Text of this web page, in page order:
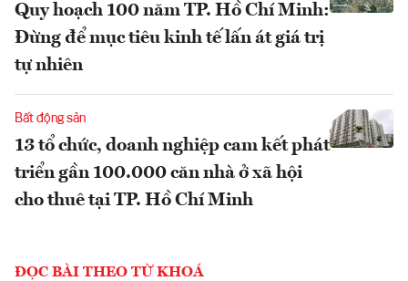
Quy hoạch 100 năm TP. Hồ Chí Minh:
Đừng để mục tiêu kinh tế lấn át giá trị
tự nhiên
Bất động sản
13 tổ chức, doanh nghiệp cam kết phát
triển gần 100.000 căn nhà ở xã hội
cho thuê tại TP. Hồ Chí Minh
ĐỌC BÀI THEO TỪ KHOÁ